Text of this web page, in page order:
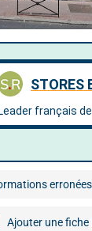
Ajouter une fiche